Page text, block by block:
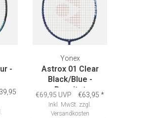
-
Yonex
Astrox 01 Clear
Black/Blue -
Besaitet
€69,95 UVP €63,95 *
Inkl. MwSt. zzgl.
Versandkosten